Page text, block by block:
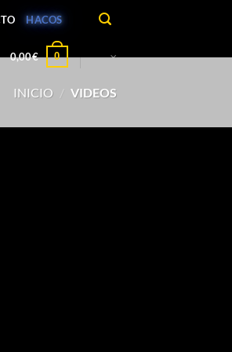
HACOS
0,00€ 0
INICIO / VIDEOS